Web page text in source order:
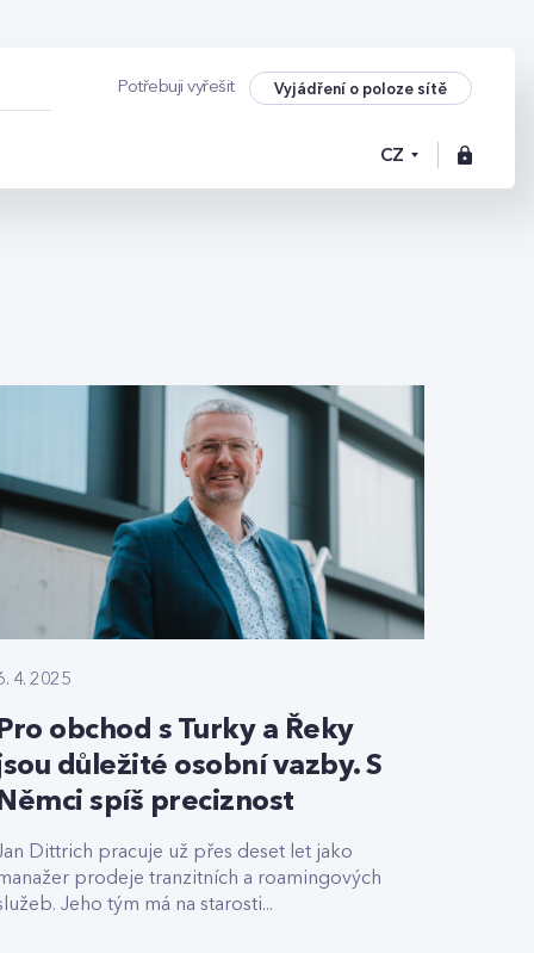
Potřebuji vyřešit Vyjádření o poloze sítě
CZ
4. 2025
Pro obchod s Turky a Řeky
důležité osobní vazby. S
Němci spíš preciznost
Dittrich pracuje už přes deset let jako
prodeje tranzitních a roamingových
Jeho tým má na starosti...